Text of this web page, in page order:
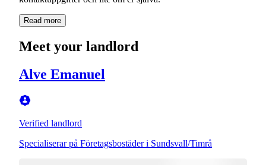
Read more
Meet your landlord
Alve Emanuel
Verified landlord
Specialiserar på Företagsbostäder i Sundsvall/Timrå